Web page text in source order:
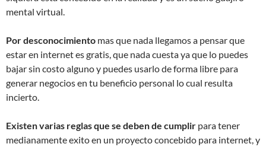
mental virtual.
Por desconocimiento mas que nada llegamos a pensar que
estar en internet es gratis, que nada cuesta ya que lo puedes
bajar sin costo alguno y puedes usarlo de forma libre para
generar negocios en tu beneficio personal lo cual resulta
incierto.
Existen varias reglas que se deben de cumplir para tener
medianamente exito en un proyecto concebido para internet, y